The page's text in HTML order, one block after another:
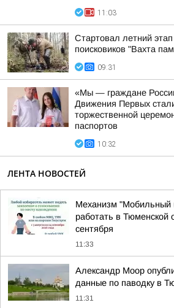
11:03
Стартовал летний
поисковиков "Вахта
09:31
«Мы — граждане
Движения Первых
торжественной
паспортов
10:32
ЛЕНТА НОВОСТЕЙ
Механизм "Мобильный
работать в Тюменской
сентября
11:33
Александр Моор
данные по паводку в
11:31